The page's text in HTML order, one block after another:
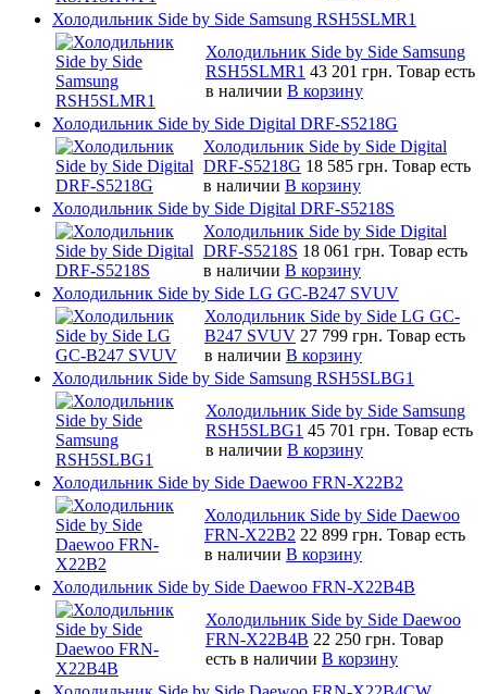
Холодильник Side by Side Samsung RSH5SLMR1
Холодильник Side by Side Samsung
RSH5SLMR1 43 201 грн. Товар есть
в наличии В корзину
Холодильник Side by Side Digital DRF-S5218G
Холодильник Side by Side Digital
DRF-S5218G 18 585 грн. Товар есть
в наличии В корзину
Холодильник Side by Side Digital DRF-S5218S
Холодильник Side by Side Digital
DRF-S5218S 18 061 грн. Товар есть
в наличии В корзину
Холодильник Side by Side LG GC-B247 SVUV
Холодильник Side by Side LG GC-
B247 SVUV 27 799 грн. Товар есть
в наличии В корзину
Холодильник Side by Side Samsung RSH5SLBG1
Холодильник Side by Side Samsung
RSH5SLBG1 45 701 грн. Товар есть
в наличии В корзину
Холодильник Side by Side Daewoo FRN-X22B2
Холодильник Side by Side Daewoo
FRN-X22B2 22 899 грн. Товар есть
в наличии В корзину
Холодильник Side by Side Daewoo FRN-X22B4B
Холодильник Side by Side Daewoo
FRN-X22B4B 22 250 грн. Товар
есть в наличии В корзину